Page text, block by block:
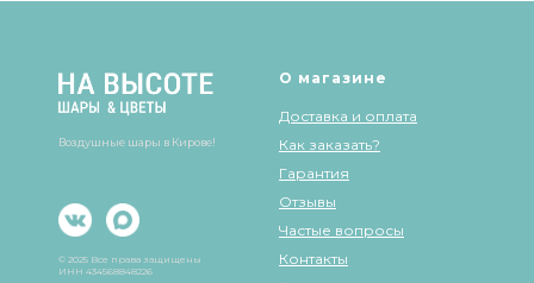
О магазине
Доставка и оплата
© 2025 Все права защищены
Как заказать?
Гарантия
Отзывы
Частые вопросы
Контакты
ИНН 434568848226
Воздушные шары в Кирове!